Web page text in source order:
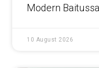
Modern
10 August 2026